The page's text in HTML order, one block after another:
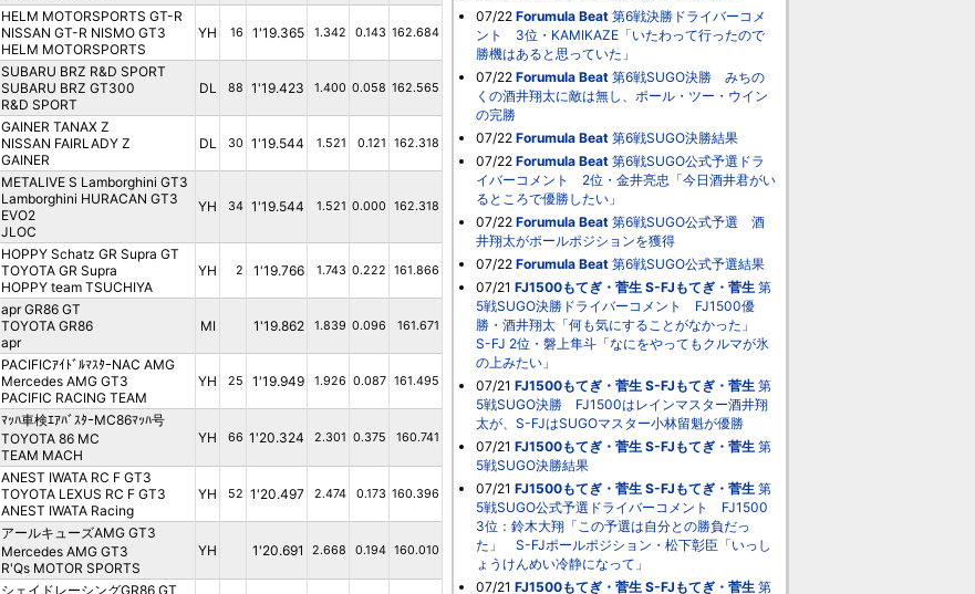
HELM MOTORSPORTS GT-R
NISSAN GT-R NISMO GT3
HELM MOTORSPORTS
YH 16 1'19.365 1.342 0.143 162.684
SUBARU BRZ R&D SPORT
SUBARU BRZ GT300
R&D SPORT
DL 88 1'19.423 1.400 0.058 162.565
GAINER TANAX Z
NISSAN FAIRLADY Z
GAINER
DL 30 1'19.544 1.521 0.121 162.318
METALIVE S Lamborghini GT3
Lamborghini HURACAN GT3
EVO2
JLOC
YH 34 1'19.544 1.521 0.000 162.318
HOPPY Schatz GR Supra GT
TOYOTA GR Supra
HOPPY team TSUCHIYA
YH 2 1'19.766 1.743 0.222 161.866
apr GR86 GT
TOYOTA GR86
apr
MI 1'19.862 1.839 0.096 161.671
PACIFICｱｲﾄﾞﾙﾏｽﾀｰNAC AMG
Mercedes AMG GT3
PACIFIC RACING TEAM
YH 25 1'19.949 1.926 0.087 161.495
ﾏｯﾊ車検ｴｱﾊﾞｽﾀｰMC86ﾏｯﾊ号
TOYOTA 86 MC
TEAM MACH
YH 66 1'20.324 2.301 0.375 160.741
ANEST IWATA RC F GT3
TOYOTA LEXUS RC F GT3
ANEST IWATA Racing
YH 52 1'20.497 2.474 0.173 160.396
アールキューズAMG GT3
Mercedes AMG GT3
R'Qs MOTOR SPORTS
YH 1'20.691 2.668 0.194 160.010
シェイドレーシングGR86 GT
07/22 Forumula Beat 第6戦決勝ドライバーコメ
ント 3位・KAMIKAZE「いたわって行ったので
勝機はあると思っていた」
07/22 Forumula Beat 第6戦SUGO決勝 みちの
くの酒井翔太に敵は無し、ポール・ツー・ウイン
の完勝
07/22 Forumula Beat 第6戦SUGO決勝結果
07/22 Forumula Beat 第6戦SUGO公式予選ドラ
イバーコメント 2位・金井亮忠「今日酒井君がい
るところで優勝したい」
07/22 Forumula Beat 第6戦SUGO公式予選 酒
井翔太がポールポジションを獲得
07/22 Forumula Beat 第6戦SUGO公式予選結果
07/21 FJ1500もてぎ・菅生 S-FJもてぎ・菅生 第
5戦SUGO決勝ドライバーコメント FJ1500優
勝・酒井翔太「何も気にすることがなかった」
S-FJ 2位・磐上隼斗「なにをやってもクルマが氷
の上みたい」
07/21 FJ1500もてぎ・菅生 S-FJもてぎ・菅生 第
5戦SUGO決勝 FJ1500はレインマスター酒井翔
太が、S-FJはSUGOマスター小林留魁が優勝
07/21 FJ1500もてぎ・菅生 S-FJもてぎ・菅生 第
5戦SUGO決勝結果
07/21 FJ1500もてぎ・菅生 S-FJもてぎ・菅生 第
5戦SUGO公式予選ドライバーコメント FJ1500
3位：鈴木大翔「この予選は自分との勝負だっ
た」 S-FJポールポジション・松下彰臣「いっし
ょうけんめい冷静になって」
07/21 FJ1500もてぎ・菅生 S-FJもてぎ・菅生 第